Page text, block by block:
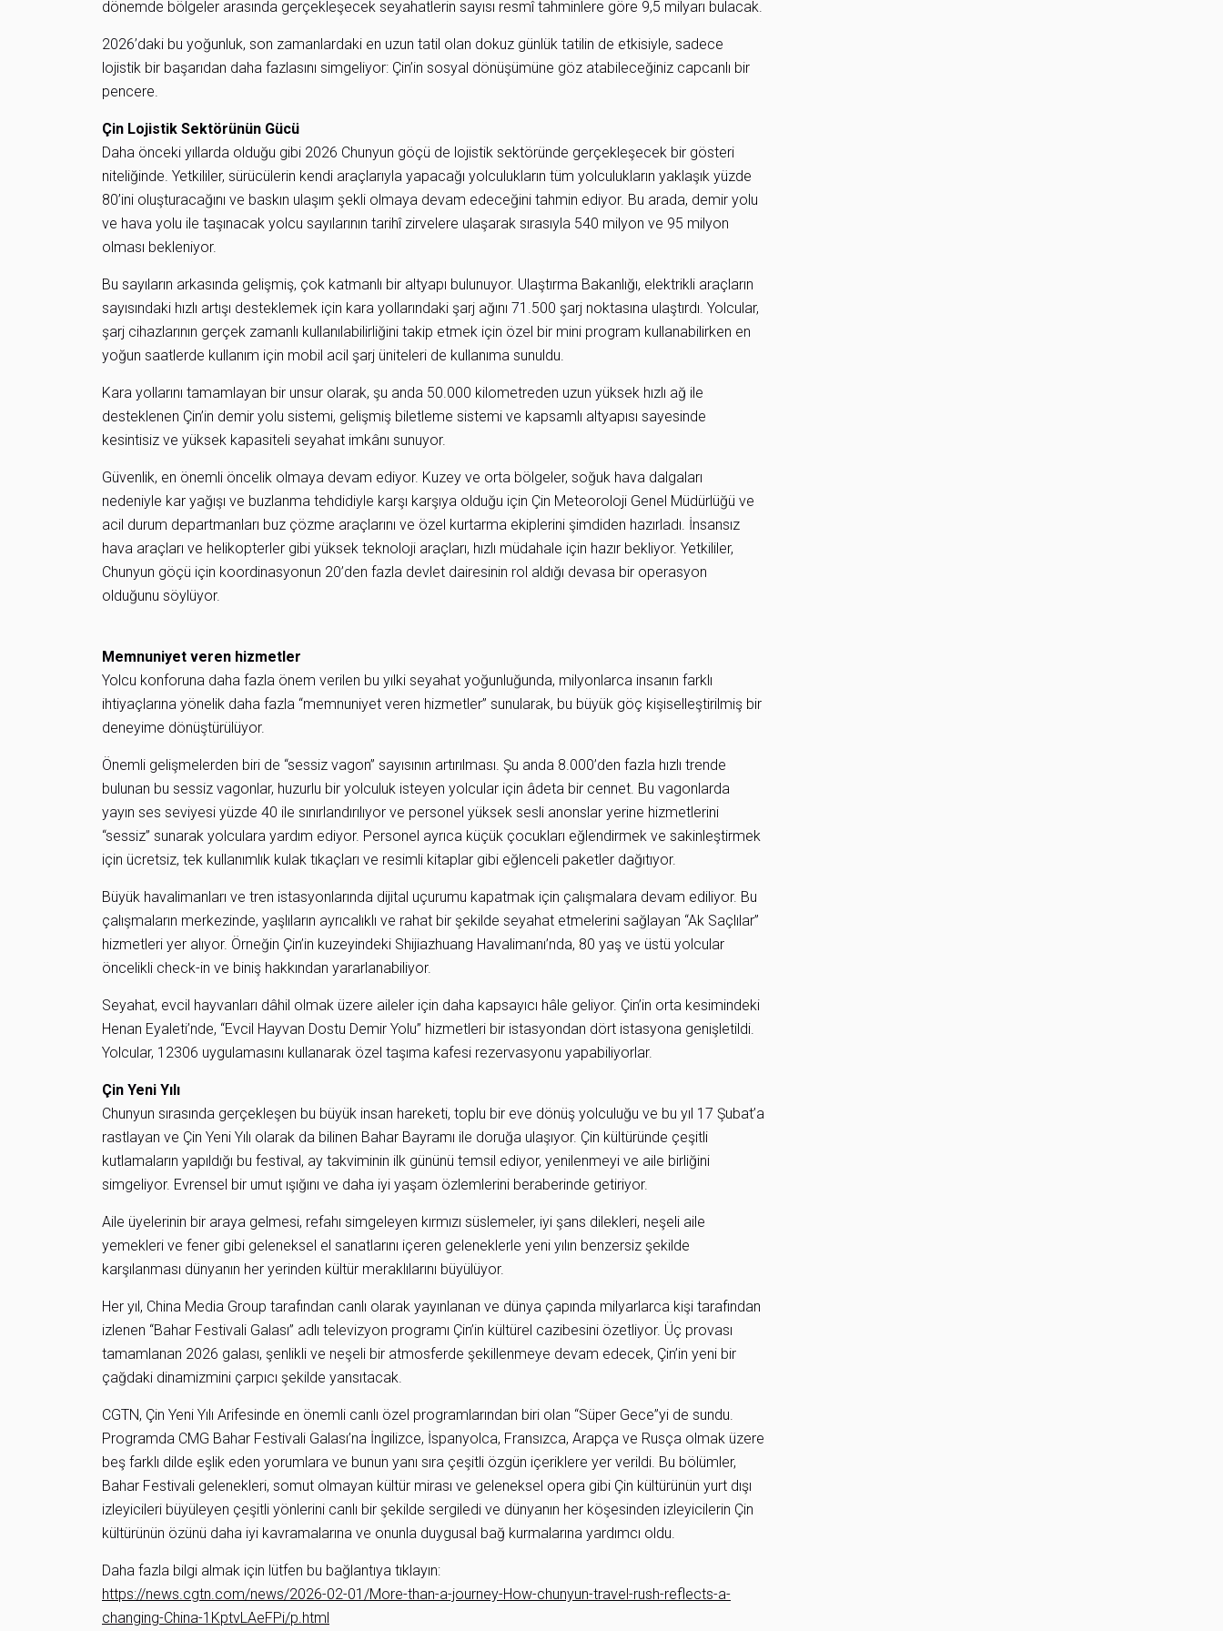
dönemde bölgeler arasında gerçekleşecek seyahatlerin sayısı resmî tahminlere göre 9,5 milyarı bulacak.
2026’daki bu yoğunluk, son zamanlardaki en uzun tatil olan dokuz günlük tatilin de etkisiyle, sadece
lojistik bir başarıdan daha fazlasını simgeliyor: Çin’in sosyal dönüşümüne göz atabileceğiniz capcanlı bir
pencere.
Çin Lojistik Sektörünün Gücü
Daha önceki yıllarda olduğu gibi 2026 Chunyun göçü de lojistik sektöründe gerçekleşecek bir gösteri
niteliğinde. Yetkililer, sürücülerin kendi araçlarıyla yapacağı yolculukların tüm yolculukların yaklaşık yüzde
80’ini oluşturacağını ve baskın ulaşım şekli olmaya devam edeceğini tahmin ediyor. Bu arada, demir yolu
ve hava yolu ile taşınacak yolcu sayılarının tarihî zirvelere ulaşarak sırasıyla 540 milyon ve 95 milyon
olması bekleniyor.
Bu sayıların arkasında gelişmiş, çok katmanlı bir altyapı bulunuyor. Ulaştırma Bakanlığı, elektrikli araçların
sayısındaki hızlı artışı desteklemek için kara yollarındaki şarj ağını 71.500 şarj noktasına ulaştırdı. Yolcular,
şarj cihazlarının gerçek zamanlı kullanılabilirliğini takip etmek için özel bir mini program kullanabilirken en
yoğun saatlerde kullanım için mobil acil şarj üniteleri de kullanıma sunuldu.
Kara yollarını tamamlayan bir unsur olarak, şu anda 50.000 kilometreden uzun yüksek hızlı ağ ile
desteklenen Çin’in demir yolu sistemi, gelişmiş biletleme sistemi ve kapsamlı altyapısı sayesinde
kesintisiz ve yüksek kapasiteli seyahat imkânı sunuyor.
Güvenlik, en önemli öncelik olmaya devam ediyor. Kuzey ve orta bölgeler, soğuk hava dalgaları
nedeniyle kar yağışı ve buzlanma tehdidiyle karşı karşıya olduğu için Çin Meteoroloji Genel Müdürlüğü ve
acil durum departmanları buz çözme araçlarını ve özel kurtarma ekiplerini şimdiden hazırladı. İnsansız
hava araçları ve helikopterler gibi yüksek teknoloji araçları, hızlı müdahale için hazır bekliyor. Yetkililer,
Chunyun göçü için koordinasyonun 20’den fazla devlet dairesinin rol aldığı devasa bir operasyon
olduğunu söylüyor.
Memnuniyet veren hizmetler
Yolcu konforuna daha fazla önem verilen bu yılki seyahat yoğunluğunda, milyonlarca insanın farklı
ihtiyaçlarına yönelik daha fazla “memnuniyet veren hizmetler” sunularak, bu büyük göç kişiselleştirilmiş bir
deneyime dönüştürülüyor.
Önemli gelişmelerden biri de “sessiz vagon” sayısının artırılması. Şu anda 8.000’den fazla hızlı trende
bulunan bu sessiz vagonlar, huzurlu bir yolculuk isteyen yolcular için âdeta bir cennet. Bu vagonlarda
yayın ses seviyesi yüzde 40 ile sınırlandırılıyor ve personel yüksek sesli anonslar yerine hizmetlerini
“sessiz” sunarak yolculara yardım ediyor. Personel ayrıca küçük çocukları eğlendirmek ve sakinleştirmek
için ücretsiz, tek kullanımlık kulak tıkaçları ve resimli kitaplar gibi eğlenceli paketler dağıtıyor.
Büyük havalimanları ve tren istasyonlarında dijital uçurumu kapatmak için çalışmalara devam ediliyor. Bu
çalışmaların merkezinde, yaşlıların ayrıcalıklı ve rahat bir şekilde seyahat etmelerini sağlayan “Ak Saçlılar”
hizmetleri yer alıyor. Örneğin Çin’in kuzeyindeki Shijiazhuang Havalimanı’nda, 80 yaş ve üstü yolcular
öncelikli check-in ve biniş hakkından yararlanabiliyor.
Seyahat, evcil hayvanları dâhil olmak üzere aileler için daha kapsayıcı hâle geliyor. Çin’in orta kesimindeki
Henan Eyaleti’nde, “Evcil Hayvan Dostu Demir Yolu” hizmetleri bir istasyondan dört istasyona genişletildi.
Yolcular, 12306 uygulamasını kullanarak özel taşıma kafesi rezervasyonu yapabiliyorlar.
Çin Yeni Yılı
Chunyun sırasında gerçekleşen bu büyük insan hareketi, toplu bir eve dönüş yolculuğu ve bu yıl 17 Şubat’a
rastlayan ve Çin Yeni Yılı olarak da bilinen Bahar Bayramı ile doruğa ulaşıyor. Çin kültüründe çeşitli
kutlamaların yapıldığı bu festival, ay takviminin ilk gününü temsil ediyor, yenilenmeyi ve aile birliğini
simgeliyor. Evrensel bir umut ışığını ve daha iyi yaşam özlemlerini beraberinde getiriyor.
Aile üyelerinin bir araya gelmesi, refahı simgeleyen kırmızı süslemeler, iyi şans dilekleri, neşeli aile
yemekleri ve fener gibi geleneksel el sanatlarını içeren geleneklerle yeni yılın benzersiz şekilde
karşılanması dünyanın her yerinden kültür meraklılarını büyülüyor.
Her yıl, China Media Group tarafından canlı olarak yayınlanan ve dünya çapında milyarlarca kişi tarafından
izlenen “Bahar Festivali Galası” adlı televizyon programı Çin’in kültürel cazibesini özetliyor. Üç provası
tamamlanan 2026 galası, şenlikli ve neşeli bir atmosferde şekillenmeye devam edecek, Çin’in yeni bir
çağdaki dinamizmini çarpıcı şekilde yansıtacak.
CGTN, Çin Yeni Yılı Arifesinde en önemli canlı özel programlarından biri olan “Süper Gece”yi de sundu.
Programda CMG Bahar Festivali Galası’na İngilizce, İspanyolca, Fransızca, Arapça ve Rusça olmak üzere
beş farklı dilde eşlik eden yorumlara ve bunun yanı sıra çeşitli özgün içeriklere yer verildi. Bu bölümler,
Bahar Festivali gelenekleri, somut olmayan kültür mirası ve geleneksel opera gibi Çin kültürünün yurt dışı
izleyicileri büyüleyen çeşitli yönlerini canlı bir şekilde sergiledi ve dünyanın her köşesinden izleyicilerin Çin
kültürünün özünü daha iyi kavramalarına ve onunla duygusal bağ kurmalarına yardımcı oldu.
Daha fazla bilgi almak için lütfen bu bağlantıya tıklayın:
https://news.cgtn.com/news/2026-02-01/More-than-a-journey-How-chunyun-travel-rush-reflects-a-
changing-China-1KptvLAeFPi/p.html